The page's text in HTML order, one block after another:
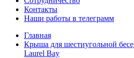
Контакты
Наши работы в телеграмм
Главная
Крыша для шестиугольной
Laurel Bay